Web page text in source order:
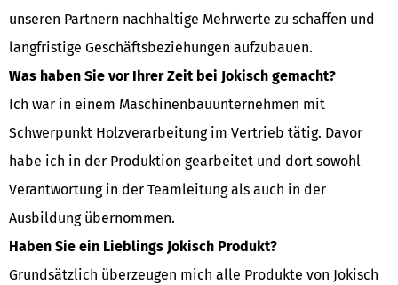
unseren Partnern nachhaltige Mehrwerte zu schaffen und
langfristige Geschäftsbeziehungen aufzubauen.
Was haben Sie vor Ihrer Zeit bei Jokisch gemacht?
Ich war in einem Maschinenbauunternehmen mit
Schwerpunkt Holzverarbeitung im Vertrieb tätig. Davor
habe ich in der Produktion gearbeitet und dort sowohl
Verantwortung in der Teamleitung als auch in der
Ausbildung übernommen.
Haben Sie ein Lieblings Jokisch Produkt?
Grundsätzlich überzeugen mich alle Produkte von Jokisch